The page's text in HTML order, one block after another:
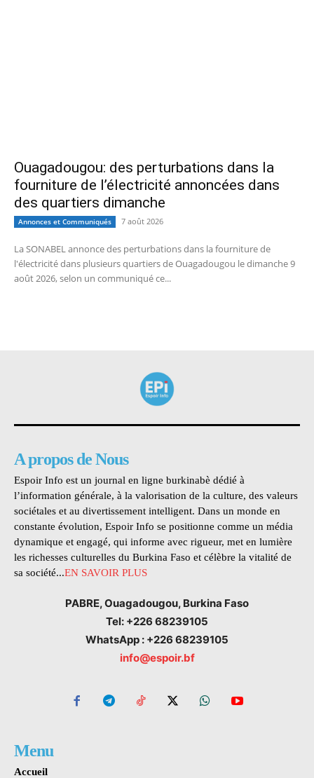
Ouagadougou: des perturbations dans la
fourniture de l’électricité annoncées dans
des quartiers dimanche
Annonces et Communiqués 7 août 2026
La SONABEL annonce des perturbations dans la fourniture de
l'électricité dans plusieurs quartiers de Ouagadougou le dimanche 9
août 2026, selon un communiqué ce...
A propos de Nous
Espoir Info est un journal en ligne burkinabè dédié à
l’information générale, à la valorisation de la culture, des valeurs
sociétales et au divertissement intelligent. Dans un monde en
constante évolution, Espoir Info se positionne comme un média
dynamique et engagé, qui informe avec rigueur, met en lumière
les richesses culturelles du Burkina Faso et célèbre la vitalité de
sa société...EN SAVOIR PLUS
PABRE, Ouagadougou, Burkina Faso
Tel: +226 68239105
WhatsApp : +226 68239105
info@espoir.bf
Menu
Accueil